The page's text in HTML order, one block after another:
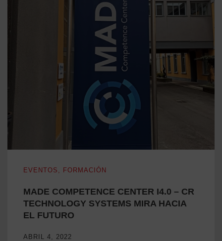
EVENTOS FORMACIÓN
MADE COMPETENCE CENTER I4.0 – CR
TECHNOLOGY SYSTEMS MIRA HACIA
EL FUTURO
ABRIL 4, 2022